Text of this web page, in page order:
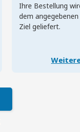
Ihre Bestellung
dem
Ziel geliefert.